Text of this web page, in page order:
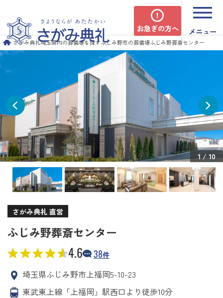
お急ぎの方へ メニュー
さがみ典礼埼玉県内の葬儀場を探すふじみ野市の葬儀場ふじみ野葬斎センター
さがみ典礼 直営
ふじみ野葬斎センター
4.6 38件
埼玉県ふじみ野市上福岡5-10-23
東武東上線「上福岡」駅西口より徒歩10分
1/10